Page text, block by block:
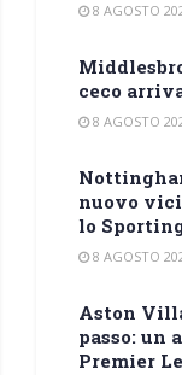
8 AGOSTO
ceco
8 AGOSTO
nuovo
lo
8 AGOSTO
Aston
passo: un
Premier